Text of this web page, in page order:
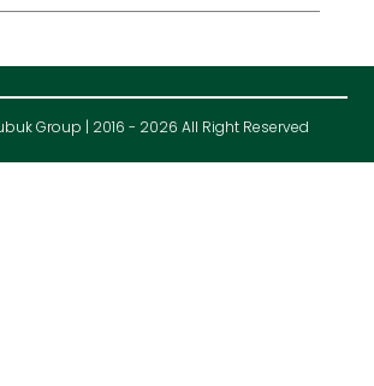
Group | 2016 - 2026 All Right Reserved